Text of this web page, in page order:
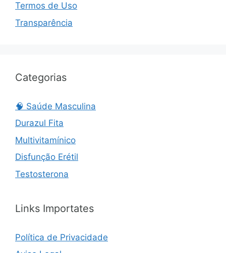
Termos de Uso
Transparência
Categorias
🧠 Saúde Masculina
Durazul Fita
Multivitamínico
Disfunção Erétil
Testosterona
Links Importates
Política de Privacidade